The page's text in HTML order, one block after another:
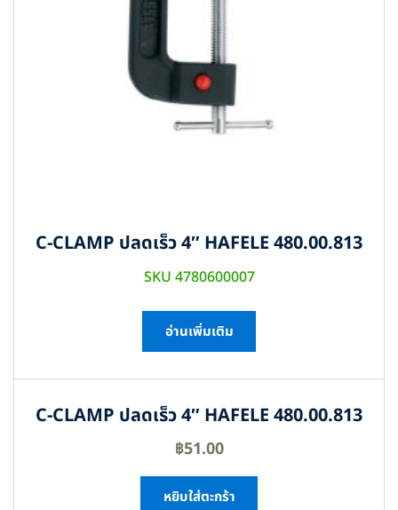
C-CLAMP ปลดเร็ว 4″ HAFELE 480.00.813
SKU 4780600007
อ่านเพิ่มเติม
C-CLAMP ปลดเร็ว 4″ HAFELE 480.00.813
฿51.00
หยิบใส่ตะกร้า